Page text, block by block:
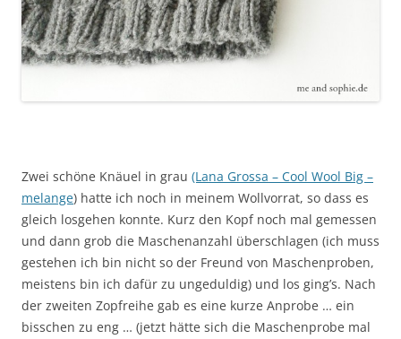
Zwei schöne Knäuel in grau (Lana Grossa – Cool Wool Big –
melange) hatte ich noch in meinem Wollvorrat, so dass es
gleich losgehen konnte. Kurz den Kopf noch mal gemessen
und dann grob die Maschenanzahl überschlagen (ich muss
gestehen ich bin nicht so der Freund von Maschenproben,
meistens bin ich dafür zu ungeduldig) und los ging’s. Nach
der zweiten Zopfreihe gab es eine kurze Anprobe … ein
bisschen zu eng … (jetzt hätte sich die Maschenprobe mal